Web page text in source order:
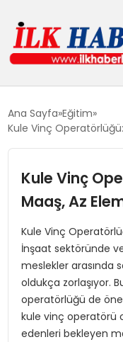
EKONOMI
GÜNDEM
MAGAZIN
SIYASET
SPOR
Ana Sayfa Eğitim
Kule Vinç
Kule Vinç
Maaş, Az
Kule Vinç
İnşaat sektöründe
meslekler arasında
oldukça zorlaşıyor.
operatörlüğü de öne
kule vinç operatörü
edenleri bekleyen